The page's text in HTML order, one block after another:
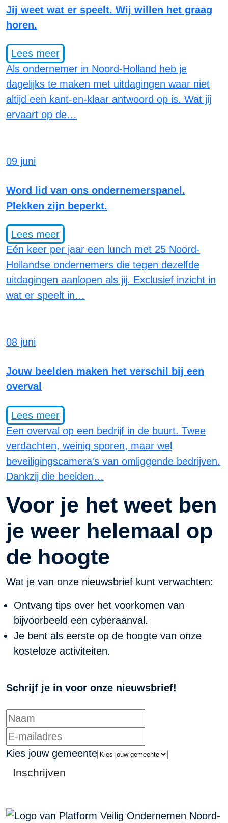
Jij weet wat er speelt. Wij willen het graag
horen.
Lees meer
Als ondernemer in Noord-Holland heb je
dagelijks te maken met uitdagingen waar niet
altijd een kant-en-klaar antwoord op is. Wat jij
ervaart op de…
09 juni
Word lid van ons ondernemerspanel.
Plekken zijn beperkt.
Lees meer
Eén keer per jaar een lunch met 25 Noord-
Hollandse ondernemers die tegen dezelfde
uitdagingen aanlopen als jij. Exclusief inzicht in
wat er speelt in…
08 juni
Jouw beelden maken het verschil bij een
overval
Lees meer
Een overval op een bedrijf in de buurt. Twee
verdachten, weinig sporen, maar wel
beveiligingscamera's van omliggende bedrijven.
Dankzij die beelden…
Voor je het weet ben
je weer helemaal op
de hoogte
Wat je van onze nieuwsbrief kunt verwachten:
Ontvang tips over het voorkomen van
bijvoorbeeld een cyberaanval.
Je bent als eerste op de hoogte van onze
kosteloze activiteiten.
Schrijf je in voor onze nieuwsbrief!
Kies jouw gemeente
Inschrijven